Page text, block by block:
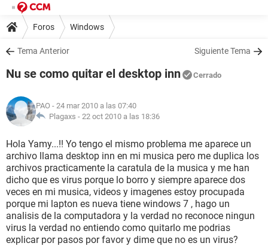
Foros Windows
Tema Anterior Siguiente Tema
Nu se como quitar el desktop inn Cerrado
PAO - 24 mar 2010 a las 07:40
Plagaxs - 22 oct 2010 a las 18:36
Hola Yamy...!! Yo tengo el mismo problema me aparece un
archivo llama desktop inn en mi musica pero me duplica los
archivos practicamente la caratula de la musica y me han
dicho que es virus porque lo borro y siempre aparece dos
veces en mi musica, videos y imagenes estoy procupada
porque mi lapton es nueva tiene windows 7 , hago un
analisis de la computadora y la verdad no reconoce ningun
virus la verdad no entiendo como quitarlo me podrias
explicar por pasos por favor y dime que no es un virus?